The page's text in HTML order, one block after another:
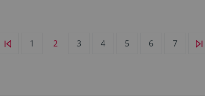
1 2 3 4 5 6 7